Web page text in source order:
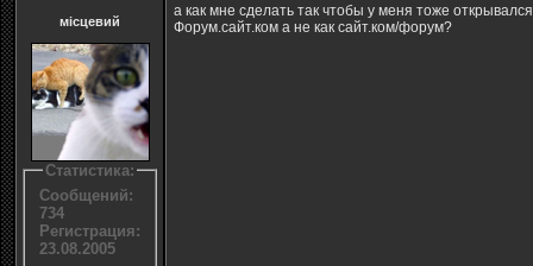
місцевий
Статистика:
Сообщений:
734
Регистрация:
23.08.2005
а как мне сделать так чтобы у меня тоже открывался
Форум.сайт.ком а не как сайт.ком/форум?